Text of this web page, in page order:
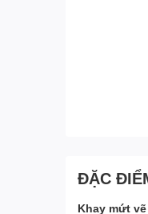
ĐẶC
Khay mứt